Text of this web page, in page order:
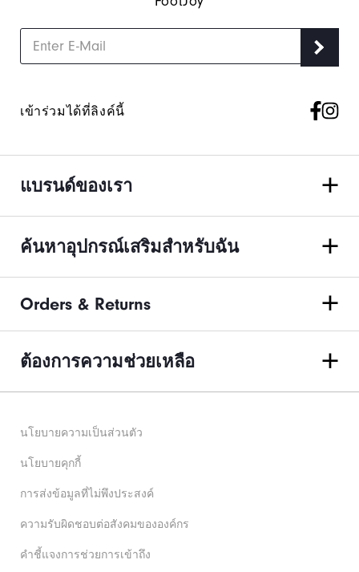
เข้าร่วมได้ที่ลิงค์นี้
แบรนด์ของเรา
ค้นหาอุปกรณ์เสริมสำหรับฉัน
Orders & Returns
ต้องการความช่วยเหลือ
นโยบายความเป็นส่วนตัว
นโยบายคุกกี้
การส่งข้อมูลที่ไม่พึงประสงค์
ความรับผิดชอบต่อสังคมขององค์กร
คําชี้แจงการช่วยการเข้าถึง